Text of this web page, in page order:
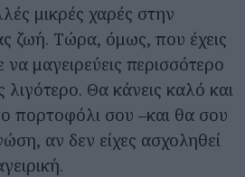
μικρές χαρές στην
ζωή. Τώρα, όμως, που έχεις
μαγειρεύεις περισσότερο
λιγότερο. Θα κάνεις καλό και
πορτοφόλι σου –και θα σου
αν δεν είχες ασχοληθεί